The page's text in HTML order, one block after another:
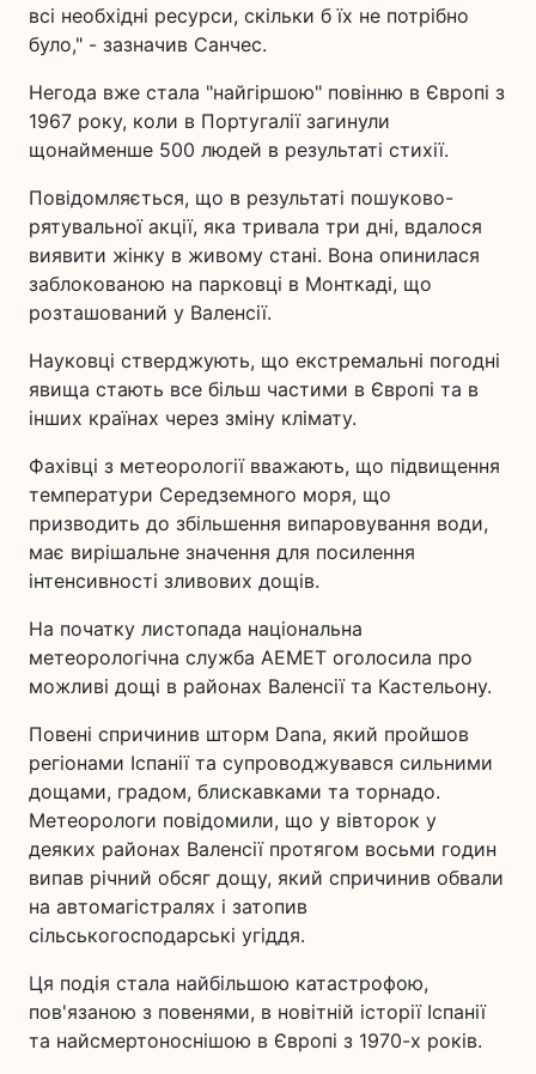
всі необхідні ресурси, скільки б їх не потрібно
було," - зазначив Санчес.
Негода вже стала "найгіршою" повінню в Європі з
1967 року, коли в Португалії загинули
щонайменше 500 людей в результаті стихії.
Повідомляється, що в результаті пошуково-
рятувальної акції, яка тривала три дні, вдалося
виявити жінку в живому стані. Вона опинилася
заблокованою на парковці в Монткаді, що
розташований у Валенсії.
Науковці стверджують, що екстремальні погодні
явища стають все більш частими в Європі та в
інших країнах через зміну клімату.
Фахівці з метеорології вважають, що підвищення
температури Середземного моря, що
призводить до збільшення випаровування води,
має вирішальне значення для посилення
інтенсивності зливових дощів.
На початку листопада національна
метеорологічна служба AEMET оголосила про
можливі дощі в районах Валенсії та Кастельону.
Повені спричинив шторм Dana, який пройшов
регіонами Іспанії та супроводжувався сильними
дощами, градом, блискавками та торнадо.
Метеорологи повідомили, що у вівторок у
деяких районах Валенсії протягом восьми годин
випав річний обсяг дощу, який спричинив обвали
на автомагістралях і затопив
сільськогосподарські угіддя.
Ця подія стала найбільшою катастрофою,
пов'язаною з повенями, в новітній історії Іспанії
та найсмертоноснішою в Європі з 1970-х років.